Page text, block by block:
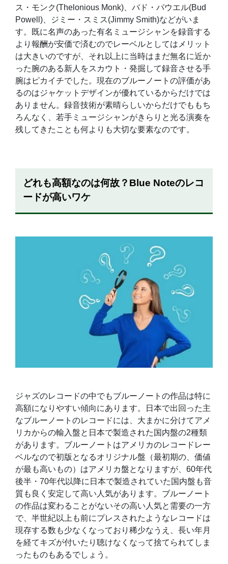
ス・モンク(Thelonious Monk)、バド・パウエル(Bud
Powell)、ジミー・スミス(Jimmy Smith)などがいま
す。既に名声のあった有名ミュージシャンを録音する
より報酬が安価で済むのでレーベルとしてはメリット
は大きいのですが、それ以上に当時はまだ無名に近か
った腕のある新人をスカウト・発掘して録音させる手
腕はピカイチでした。現在のブルーノートの評価があ
るのはジャケットデザインが優れているからだけでは
ありません。録音技術が素晴らしいからだけでももち
ろんなく、若手ミュージシャンがきらりと光る演奏を
残してきたことも何よりも大切な要素なのです。
どれも高額なのは何故？Blue Noteのレコ
ードが高いワケ
ジャズのレコードの中でもブルーノートの作品は特に
高額になりやすい傾向にあります。日本で出回った主
なブルーノートのレコードには、大まかに分けてアメ
リカからの輸入盤と日本で製造された国内盤の2種類
があります。ブルーノートはアメリカのレコードレー
ベルなので初版となるオリジナル盤（最初期の、価値
が最も高いもの）はアメリカ盤となりますが、60年代
後半・70年代以降に日本で製造されていた国内盤も音
質も良く安定して高い人気があります。ブルーノート
の作品は変わることがないその高い人気と需要の一方
で、半世紀以上も前にプレスされたようなレコードは
現存する数も少なくなっており稀少なうえ、長い年月
を経てキズが付いたり聴けなくなって捨てられてしま
ったものもあるでしょう。